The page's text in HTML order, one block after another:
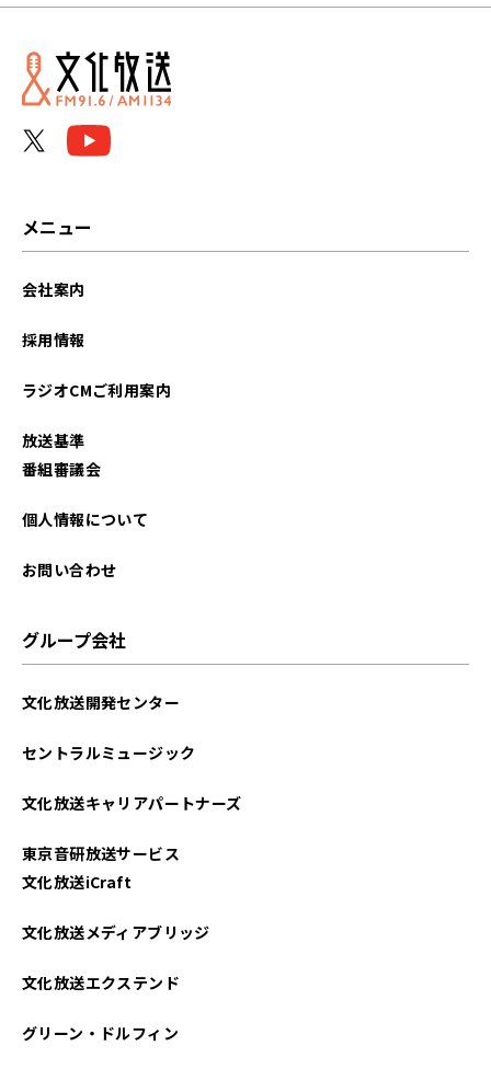
2026年04月
2026年01月
2024年06月
2023年10月
2022年05月
2022年01月
メニュー
会社案内
採用情報
ラジオCMご利用案内
放送基準
番組審議会
個人情報について
お問い合わせ
グループ会社
文化放送開発センター
セントラルミュージック
文化放送キャリアパートナーズ
東京音研放送サービス
文化放送iCraft
文化放送メディアブリッジ
文化放送エクステンド
グリーン・ドルフィン